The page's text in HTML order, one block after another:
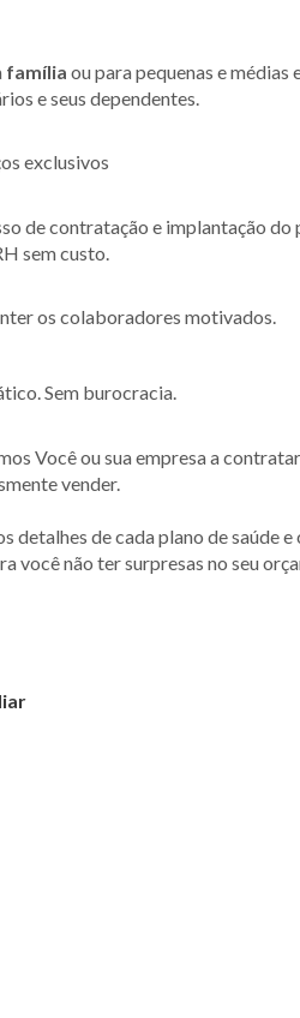
família ou para pequenas e médias
e seus dependentes.
exclusivos
de contratação e implantação do
sem custo.
os colaboradores motivados.
Sem burocracia.
Você ou sua empresa a
vender.
detalhes de cada plano de saúde
você não ter surpresas no seu